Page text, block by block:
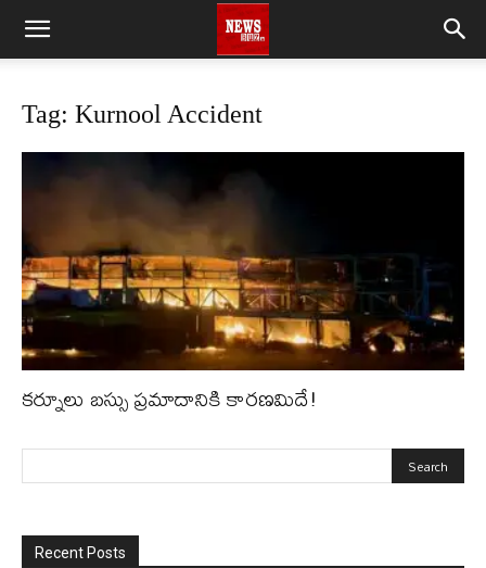
Tag: Kurnool Accident
కర్నూలు బస్సు ప్రమాదానికి కారణమిదే!
Recent Posts